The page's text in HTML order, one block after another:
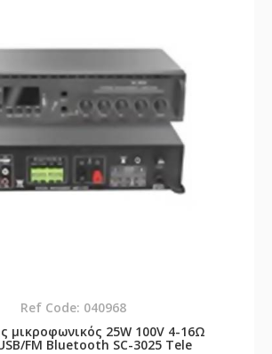
Ref Code: 040968
μικροφωνικός 25W 100V 4-16Ω
FM Bluetooth SC-3025 Tele